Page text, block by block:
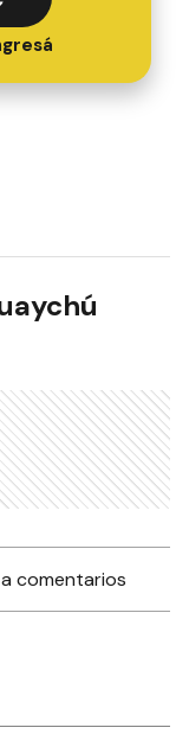
comentarios